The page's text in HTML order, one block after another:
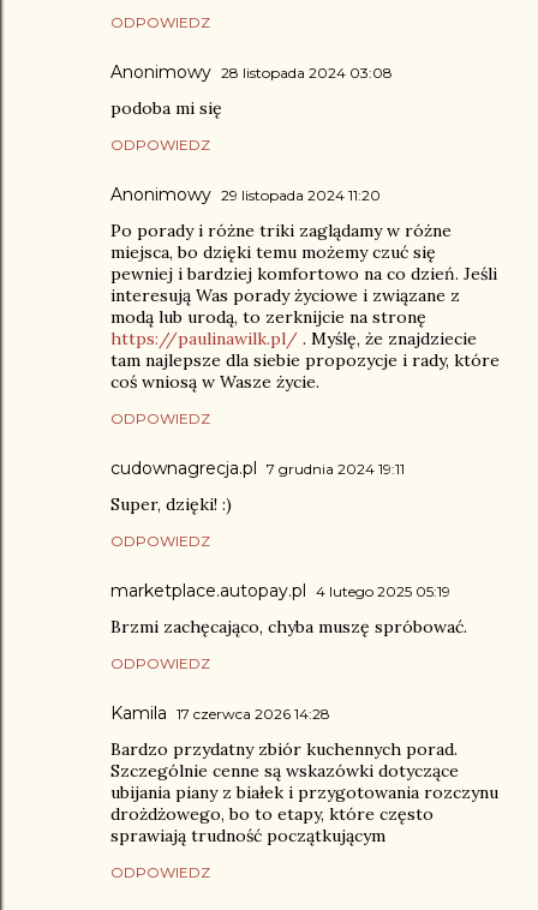
ODPOWIEDZ
Anonimowy 28 listopada 2024 03:08
podoba mi się
ODPOWIEDZ
Anonimowy 29 listopada 2024 11:20
Po porady i różne triki zaglądamy w różne
miejsca, bo dzięki temu możemy czuć się
pewniej i bardziej komfortowo na co dzień. Jeśli
interesują Was porady życiowe i związane z
modą lub urodą, to zerknijcie na stronę
https://paulinawilk.pl/ . Myślę, że znajdziecie
tam najlepsze dla siebie propozycje i rady, które
coś wniosą w Wasze życie.
ODPOWIEDZ
cudownagrecja.pl 7 grudnia 2024 19:11
Super, dzięki! :)
ODPOWIEDZ
marketplace.autopay.pl 4 lutego 2025 05:19
Brzmi zachęcająco, chyba muszę spróbować.
ODPOWIEDZ
Kamila 17 czerwca 2026 14:28
Bardzo przydatny zbiór kuchennych porad.
Szczególnie cenne są wskazówki dotyczące
ubijania piany z białek i przygotowania rozczynu
drożdżowego, bo to etapy, które często
sprawiają trudność początkującym
ODPOWIEDZ